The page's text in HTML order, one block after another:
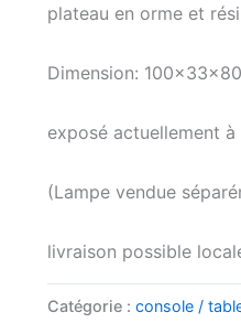
plateau en orme et
Dimension:
exposé actuellement
(Lampe vendue
livraison possible
Catégorie : console /